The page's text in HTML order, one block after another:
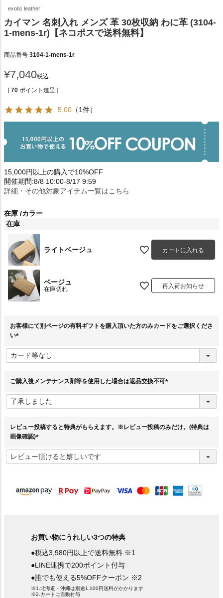
exotic leather
カイマン 名刺入れ メンズ 革 30枚収納 わに革 (3104-
1-mens-1r)【ネコポスで送料無料】
商品番号 3104-1-mens-1r
¥7,040税込
[ 70 ポイント進呈 ]
5.00 （1件）
15,000円以上の購入で10%OFF
開催期間:8/8 10:00-8/17 9:59
詳細・その他対象アイテム一覧はこちら
在庫 カラー
在庫
ライトベージュ カートに入れる
ベージュ
在庫切れ 再入荷お知らせ
お客様にて別ページの有料ギフトを購入頂いた方のみカードをご選択くださ
い
必
須
ご購入後メンテナンス剤等を使用した場合は返品交換不可
須
レビュー投稿すると特典がもらえます。※レビュー投稿のみだけ。(特典は
画像確認)
必
須
お買い物にうれしい3つの特典
●税込3,980円以上で送料無料 ※1
●LINE連携で200ポイント付与
●誰でも使える5%OFFクーポン ※2
※1.北海道・沖縄は別途1,100円送料がかかります
※2.カートに自動付与